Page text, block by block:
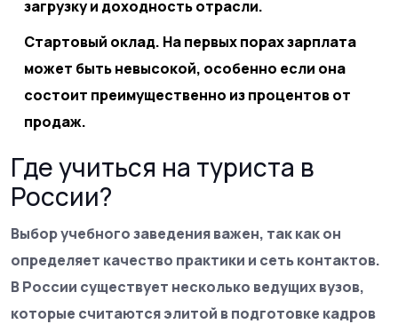
загрузку и доходность отрасли.
Стартовый оклад. На первых порах зарплата
может быть невысокой, особенно если она
состоит преимущественно из процентов от
продаж.
Где учиться на туриста в
России?
Выбор учебного заведения важен, так как он
определяет качество практики и сеть контактов.
В России существует несколько ведущих вузов,
которые считаются элитой в подготовке кадров